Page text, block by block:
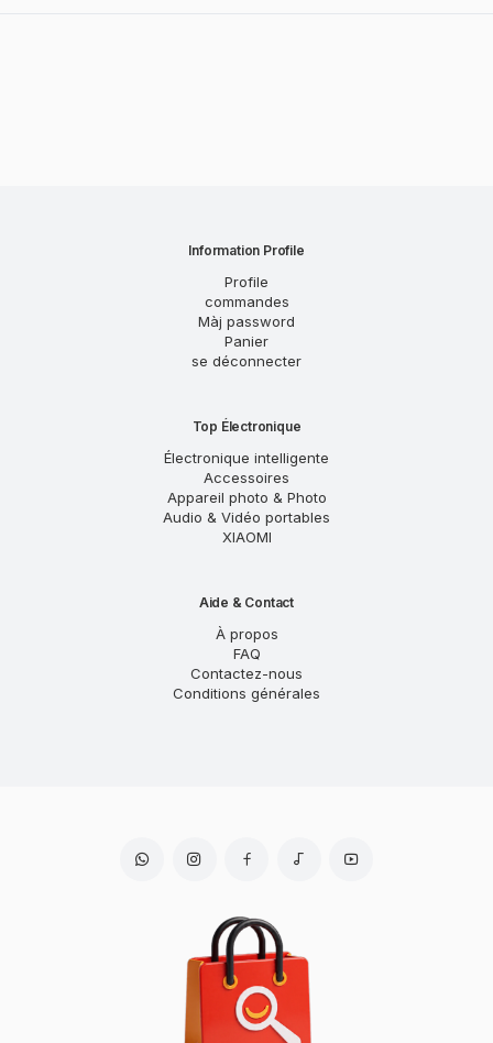
Information Profile
Profile
commandes
Màj password
Panier
se déconnecter
Top Électronique
Électronique intelligente
Accessoires
Appareil photo & Photo
Audio & Vidéo portables
XIAOMI
Aide & Contact
À propos
FAQ
Contactez-nous
Conditions générales